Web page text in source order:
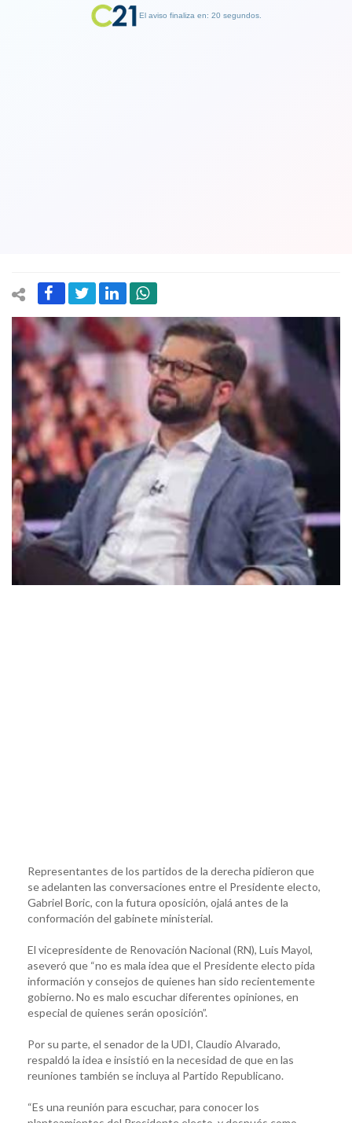
Representantes de los partidos de la derecha pidieron que
se adelanten las conversaciones entre el Presidente electo,
Gabriel Boric, con la futura oposición, ojalá antes de la
conformación del gabinete ministerial.
El vicepresidente de Renovación Nacional (RN), Luis Mayol,
aseveró que “no es mala idea que el Presidente electo pida
información y consejos de quienes han sido recientemente
gobierno. No es malo escuchar diferentes opiniones, en
especial de quienes serán oposición”.
Por su parte, el senador de la UDI, Claudio Alvarado,
respaldó la idea e insistió en la necesidad de que en las
reuniones también se incluya al Partido Republicano.
“Es una reunión para escuchar, para conocer los
El aviso finaliza en: 19 segundos.